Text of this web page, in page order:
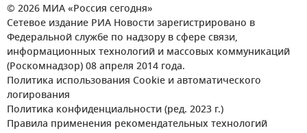
© 2026 МИА «Россия сегодня»
Сетевое издание РИА Новости зарегистрировано в
Федеральной службе по надзору в сфере связи,
информационных технологий и массовых коммуникаций
(Роскомнадзор) 08 апреля 2014 года.
Политика использования Cookie и автоматического
логирования
Политика конфиденциальности (ред. 2023 г.)
Правила применения рекомендательных технологий